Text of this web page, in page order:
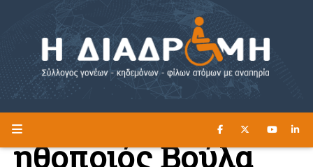
Η ΔΙΑΔΡΟΜΗ ΔΙΑΒΑΣΤΕ ΕΔΩ ►
ηθοποιός Βούλα